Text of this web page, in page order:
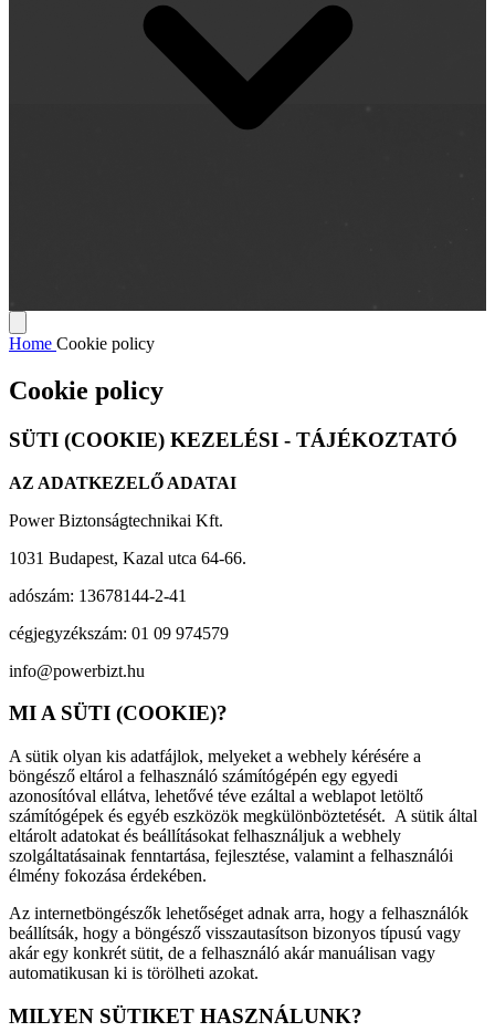
Home Cookie policy
Cookie policy
SÜTI (COOKIE) KEZELÉSI - TÁJÉKOZTATÓ
AZ ADATKEZELŐ ADATAI
Power Biztonságtechnikai Kft.
1031 Budapest, Kazal utca 64-66.
adószám: 13678144-2-41
cégjegyzékszám: 01 09 974579
info@powerbizt.hu
MI A SÜTI (COOKIE)?
A sütik olyan kis adatfájlok, melyeket a webhely kérésére a
böngésző eltárol a felhasználó számítógépén egy egyedi
azonosítóval ellátva, lehetővé téve ezáltal a weblapot letöltő
számítógépek és egyéb eszközök megkülönböztetését. A sütik által
eltárolt adatokat és beállításokat felhasználjuk a webhely
szolgáltatásainak fenntartása, fejlesztése, valamint a felhasználói
élmény fokozása érdekében.
Az internetböngészők lehetőséget adnak arra, hogy a felhasználók
beállítsák, hogy a böngésző visszautasítson bizonyos típusú vagy
akár egy konkrét sütit, de a felhasználó akár manuálisan vagy
automatikusan ki is törölheti azokat.
MILYEN SÜTIKET HASZNÁLUNK?